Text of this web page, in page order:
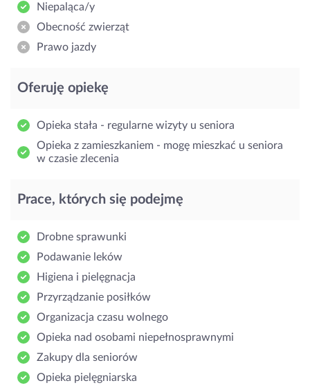
Niepaląca/y
Obecność zwierząt
Prawo jazdy
Oferuję opiekę
Opieka stała - regularne wizyty u seniora
Opieka z zamieszkaniem - mogę mieszkać u seniora
w czasie zlecenia
Prace, których się podejmę
Drobne sprawunki
Podawanie leków
Higiena i pielęgnacja
Przyrządzanie posiłków
Organizacja czasu wolnego
Opieka nad osobami niepełnosprawnymi
Zakupy dla seniorów
Opieka pielęgniarska